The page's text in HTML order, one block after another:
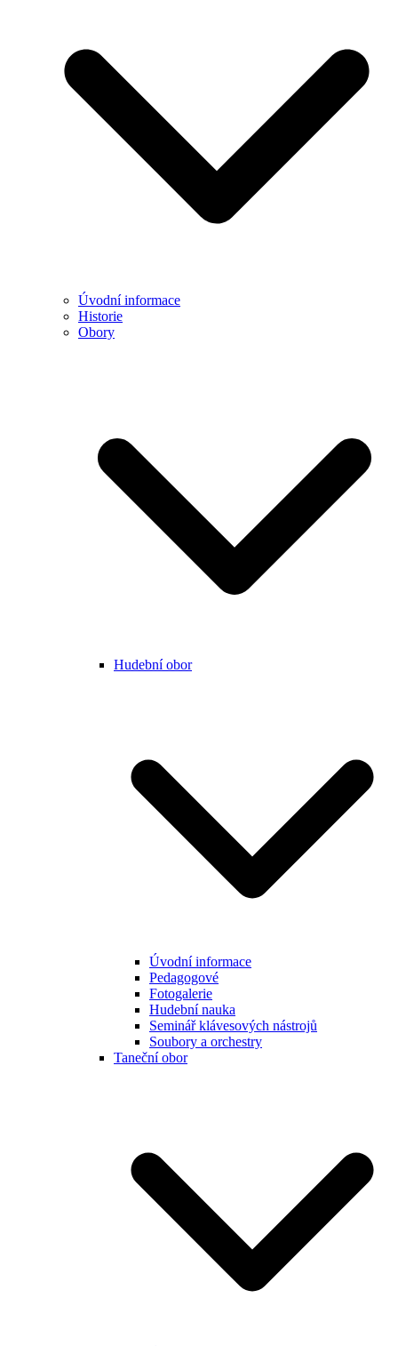
Úvodní informace
Historie
Obory
Hudební obor
Úvodní informace
Pedagogové
Fotogalerie
Hudební nauka
Seminář klávesových nástrojů
Soubory a orchestry
Taneční obor